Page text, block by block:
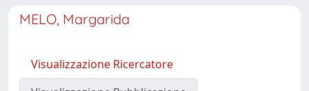
MELO, Margarida
Visualizzazione Ricercatore